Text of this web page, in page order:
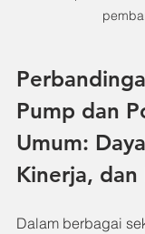
Pump dan
Umum:
Kinerja, dan
Dalam berbagai